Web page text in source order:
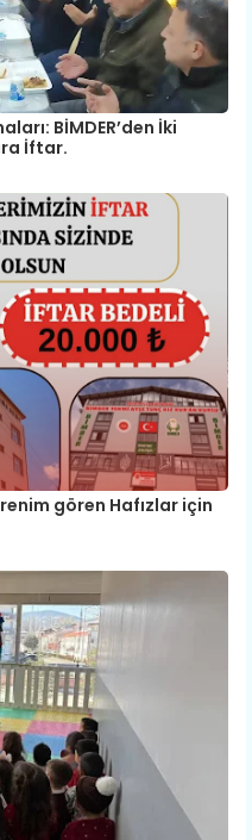
BİMDER’den İki
İftar.
gören Hafızlar için